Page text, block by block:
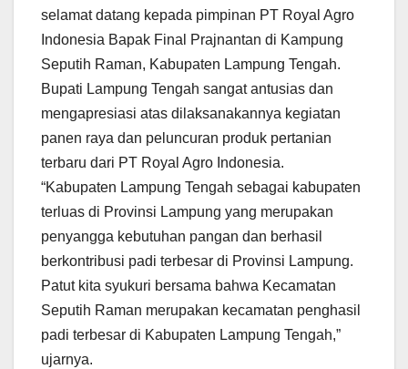
selamat datang kepada pimpinan PT Royal Agro
Indonesia Bapak Final Prajnantan di Kampung
Seputih Raman, Kabupaten Lampung Tengah.
Bupati Lampung Tengah sangat antusias dan
mengapresiasi atas dilaksanakannya kegiatan
panen raya dan peluncuran produk pertanian
terbaru dari PT Royal Agro Indonesia.
“Kabupaten Lampung Tengah sebagai kabupaten
terluas di Provinsi Lampung yang merupakan
penyangga kebutuhan pangan dan berhasil
berkontribusi padi terbesar di Provinsi Lampung.
Patut kita syukuri bersama bahwa Kecamatan
Seputih Raman merupakan kecamatan penghasil
padi terbesar di Kabupaten Lampung Tengah,”
ujarnya.